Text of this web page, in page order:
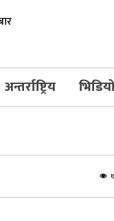
अन्तर्राष्ट्रिय